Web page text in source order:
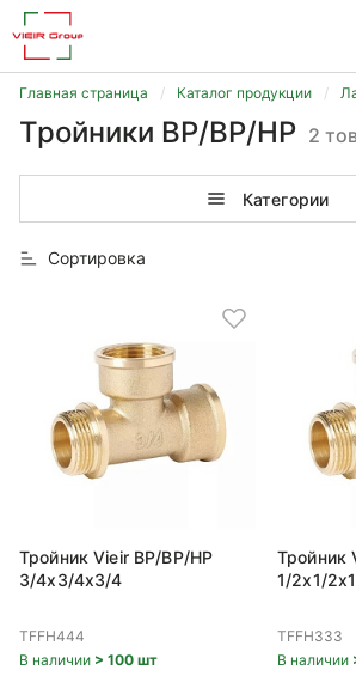
Главная страница Каталог продукции
Тройники ВР/ВР/НР 2
Категории
Сортировка
Тройник Vieir ВР/ВР/НР
3/4x3/4x3/4
TFFH444
В наличии > 100 шт
Тройник
1/2x1/
TFFH333
В наличии